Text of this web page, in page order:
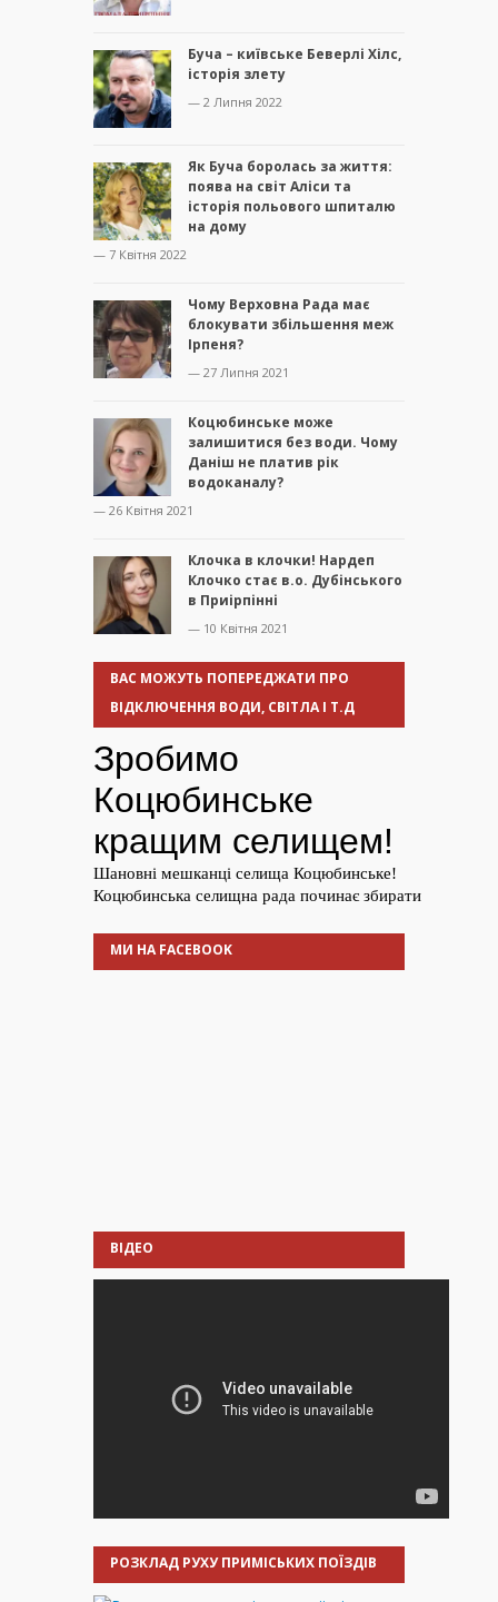
Буча – київське Беверлі Хілс,
історія злету
— 2 Липня 2022
Як Буча боролась за життя:
поява на світ Аліси та
історія польового шпиталю
на дому
— 7 Квітня 2022
Чому Верховна Рада має
блокувати збільшення меж
Ірпеня?
— 27 Липня 2021
Коцюбинське може
залишитися без води. Чому
Даніш не платив рік
водоканалу?
— 26 Квітня 2021
Клочка в клочки! Нардеп
Клочко стає в.о. Дубінського
в Приірпінні
— 10 Квітня 2021
ВАС МОЖУТЬ ПОПЕРЕДЖАТИ ПРО
ВІДКЛЮЧЕННЯ ВОДИ, СВІТЛА І Т.Д
МИ НА FACEBOOK
ВІДЕО
РОЗКЛАД РУХУ ПРИМІСЬКИХ ПОЇЗДІВ